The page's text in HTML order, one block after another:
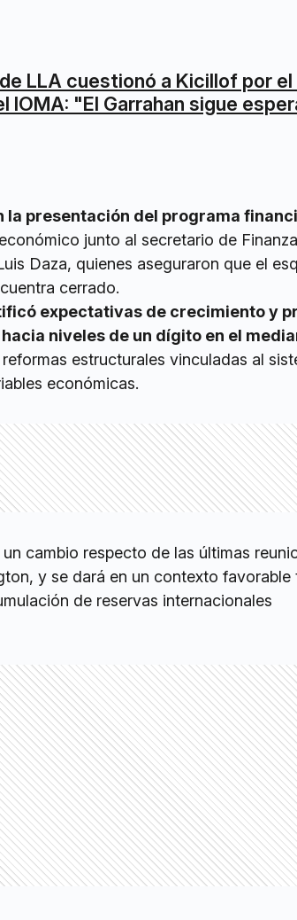
LLA cuestionó a Kicillof por
IOMA: "El Garrahan sigue
la presentación del programa
junto al secretario de
Daza, quienes aseguraron que el
cerrado.
expectativas de crecimiento y
niveles de un dígito en el
estructurales vinculadas al
económicas.
cambio respecto de las últimas
y se dará en un contexto favorable
de reservas internacionales